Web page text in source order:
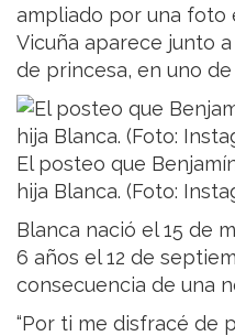
ampliado por una foto
Vicuña aparece junto
de princesa, en uno
El posteo que
hija Blanca. (Foto:
Blanca nació el 15 de
6 años el 12 de
consecuencia de una
“Por ti me disfracé de